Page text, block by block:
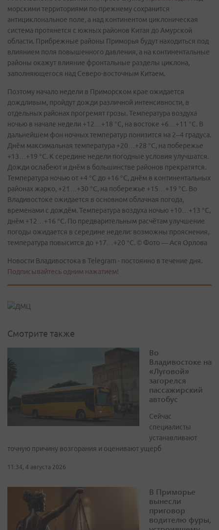
морскими территориями по-прежнему сохранится
антициклональное поле, а над континентом циклоническая
система протянется с южных районов Китая до Амурской
области. Прибрежные районы Приморья будут находиться под
влиянием поля повышенного давления, а на континентальные
районы окажут влияние фронтальные разделы циклона,
заполняющегося над Северо-восточным Китаем.
Поэтому начало недели в Приморском крае ожидается
дождливым, пройдут дожди различной интенсивности, в
отдельных районах прогремят грозы. Температура воздуха
ночью в начале недели +12…+18 °С, на востоке +6…+11 °С. В
дальнейшем фон ночных температур понизится на 2–4 градуса.
Днём максимальная температура +20…+28 °С, на побережье
+13…+19 °С. К середине недели погодные условия улучшатся.
Дожди ослабеют и днём в большинстве районов прекратятся.
Температура ночью от +4 °С до +16 °С, днём в континентальных
районах жарко, +21…+30 °С, на побережье +15…+19 °С. Во
Владивостоке ожидается в основном облачная погода,
временами с дождём. Температура воздуха ночью +10…+13 °С,
днём +12…+16 °С. По предварительным расчётам улучшение
погоды ожидается в середине недели: возможны прояснения,
температура повысится до +17…+20 °С. © Фото — Ася Орлова
Новости Владивостока в Telegram - постоянно в течение дня.
Подписывайтесь одним нажатием!
Смотрите также
Во
Владивостоке на
«Луговой»
загорелся
пассажирский
автобус
Сейчас
специалисты
устанавливают
точную причину возгорания и оценивают ущерб
11:34, 4 августа 2026
В Приморье
вынесли
приговор
водителю фуры,